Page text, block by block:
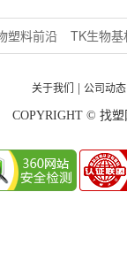
塑料前沿 TK生物
关于我们 公司动态
COPYRIGHT © 找塑